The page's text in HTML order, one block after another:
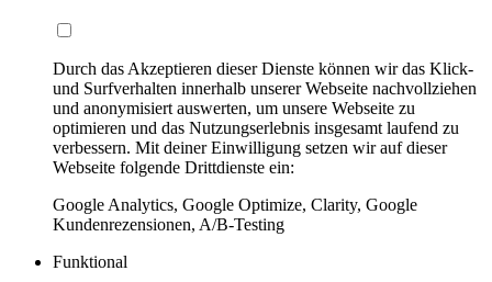
Durch das Akzeptieren dieser Dienste können wir das Klick-
und Surfverhalten innerhalb unserer Webseite nachvollziehen
und anonymisiert auswerten, um unsere Webseite zu
optimieren und das Nutzungserlebnis insgesamt laufend zu
verbessern. Mit deiner Einwilligung setzen wir auf dieser
Webseite folgende Drittdienste ein:
Google Analytics, Google Optimize, Clarity, Google
Kundenrezensionen, A/B-Testing
Funktional